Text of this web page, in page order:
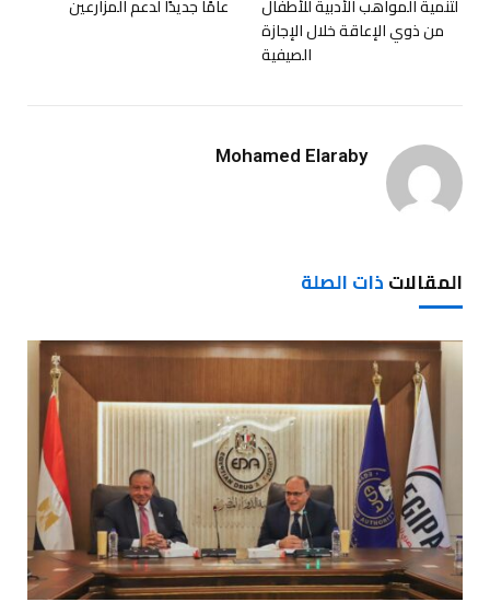
لتنمية المواهب الأدبية للأطفال
من ذوي الإعاقة خلال الإجازة
الصيفية
عامًا جديدًا لدعم المزارعين
Mohamed Elaraby
المقالاتذات الصلة